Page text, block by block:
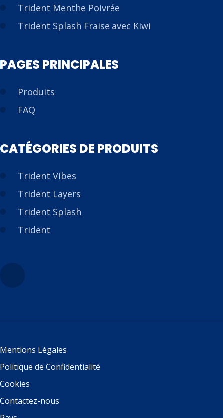
Trident Menthe Poivrée
Trident Splash Fraise avec Kiwi
PAGES PRINCIPALES
Produits
FAQ
CATÉGORIES DE PRODUITS
Trident Vibes
Trident Layers
Trident Splash
Trident
Mentions Légales
Politique de Confidentialité
Cookies
Contactez-nous